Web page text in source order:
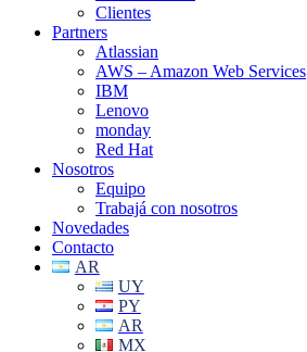
Clientes
Partners
Atlassian
AWS – Amazon Web Services
IBM
Lenovo
monday
Red Hat
Nosotros
Equipo
Trabajá con nosotros
Novedades
Contacto
AR
UY
PY
AR
MX